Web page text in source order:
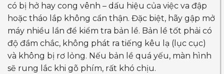
có bị hở hay cong vênh – dấu hiệu của việc va đập
hoặc tháo lắp không cẩn thận. Đặc biệt, hãy gập mở
máy nhiều lần để kiểm tra bản lề. Bản lề tốt phải có
độ đầm chắc, không phát ra tiếng kêu lạ (lục cục)
và không bị rơ lỏng. Nếu bản lề quá yếu, màn hình
sẽ rung lắc khi gõ phím, rất khó chịu.